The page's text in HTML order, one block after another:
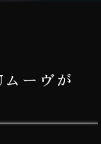
ーヴが